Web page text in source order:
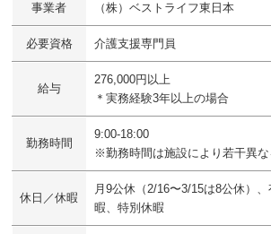
事業者 （株）ベストライフ東日本
必要資格 介護支援専門員
給与
276,000円以上
＊実務経験3年以上の場合
勤務時間
9:00-18:00
※勤務時間は施設により若干異な
休日／休暇
月9公休（2/16〜3/15は8公休）
暇、特別休暇